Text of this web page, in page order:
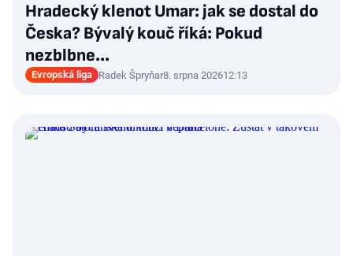
Hradecký klenot Umar: jak se dostal do
Česka? Bývalý kouč říká: Pokud
nezblbne...
Evropská liga Radek Špryňar8. srpna 202612:13